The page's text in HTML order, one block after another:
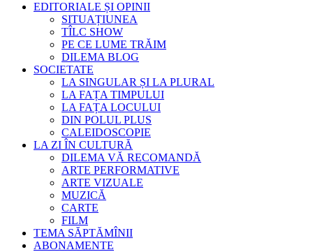
EDITORIALE ȘI OPINII
SITUAȚIUNEA
TÎLC SHOW
PE CE LUME TRĂIM
DILEMA BLOG
SOCIETATE
LA SINGULAR ȘI LA PLURAL
LA FAȚA TIMPULUI
LA FAȚA LOCULUI
DIN POLUL PLUS
CALEIDOSCOPIE
LA ZI ÎN CULTURĂ
DILEMA VĂ RECOMANDĂ
ARTE PERFORMATIVE
ARTE VIZUALE
MUZICĂ
CARTE
FILM
TEMA SĂPTĂMÎNII
ABONAMENTE